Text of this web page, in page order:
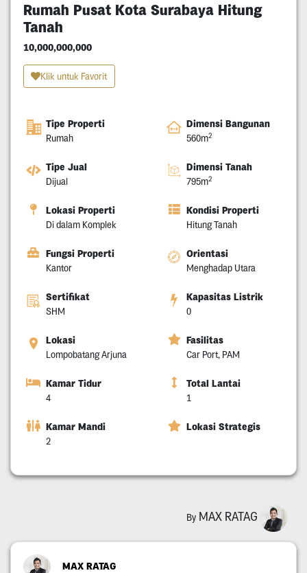
Rumah Pusat Kota Surabaya Hitung
Tanah
10,000,000,000
Klik untuk Favorit
Tipe Properti
Rumah
Dimensi Bangunan
560m2
Tipe Jual
Dijual
Dimensi Tanah
795m2
Lokasi Properti
Di dalam Komplek
Kondisi Properti
Hitung Tanah
Fungsi Properti
Kantor
Orientasi
Menghadap Utara
Sertifikat
SHM
Kapasitas Listrik
0
Lokasi
Lompobatang Arjuna
Fasilitas
Car Port, PAM
Kamar Tidur
4
Total Lantai
1
Kamar Mandi
2
Lokasi Strategis
By MAX RATAG
MAX RATAG